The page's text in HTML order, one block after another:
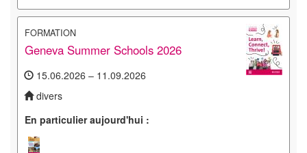
FORMATION
Geneva Summer Schools 2026
15.06.2026 – 11.09.2026
divers
En particulier aujourd'hui :